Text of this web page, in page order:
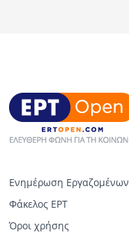
Ενημέρωση Εργαζομένων
Φάκελος ΕΡΤ
Όροι χρήσης